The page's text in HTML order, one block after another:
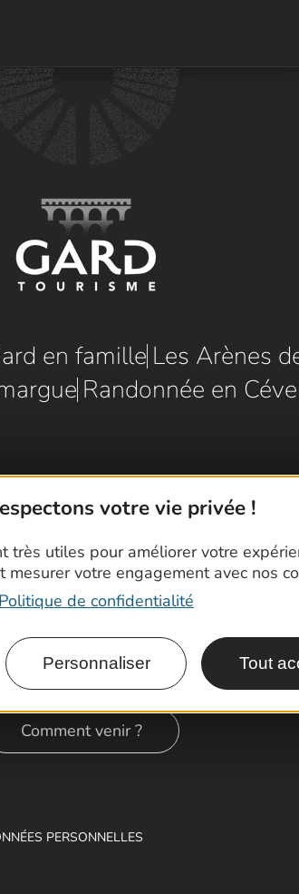
votre vie privée !
très utiles pour améliorer votre
mesurer votre engagement avec nos
Politique de confidentialité
Personnaliser Tout
en famille Les Arènes
Randonnée en
Comment venir ?
PERSONNELLES